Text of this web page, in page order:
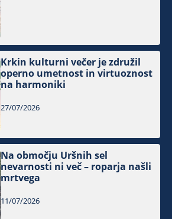
Krkin kulturni večer je združil
operno umetnost in virtuoznost
na harmoniki
27/07/2026
Na območju Uršnih sel
nevarnosti ni več – roparja našli
mrtvega
11/07/2026